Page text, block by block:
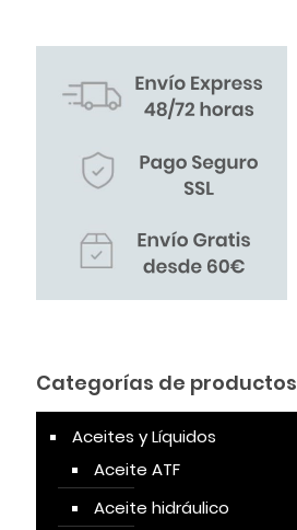
Categorías de productos
Aceites y Líquidos
Aceite ATF
Aceite hidráulico